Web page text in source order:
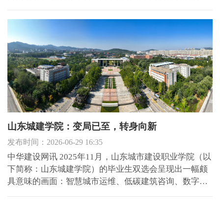
点的发展格局，建设创新城市、宜居城市、美丽城市、
韧性城市、文明城市、智慧城市。 加强郑州国家中心城
市建设 根...
山东城建学院：变局已至，转身向新
发布时间：2026-06-29 16:35
中华建设网讯 2025年11月，山东城市建设职业学院（以
下简称：山东城建学院）的毕业生双选会呈现出一幅颇
具意味的画面：智慧城市运维、低碳建筑咨询、数字孪